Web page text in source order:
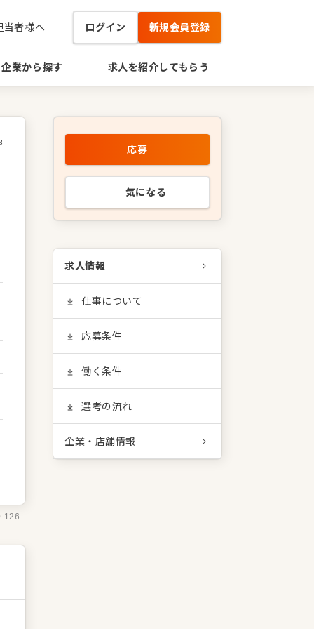
当者様へ ログイン 新規会員登録
企業から探す 求人を紹介してもらう
126
応募
気になる
求人情報
仕事について
応募条件
働く条件
選考の流れ
企業・店舗情報